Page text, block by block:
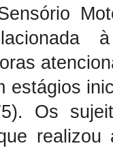
estágios
Os